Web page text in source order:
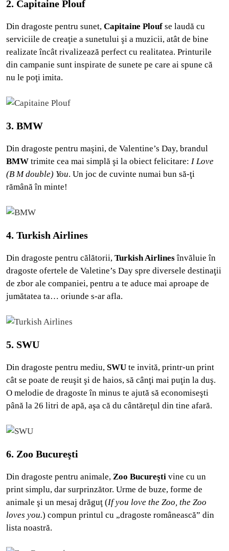
2. Capitaine Plouf
Din dragoste pentru sunet, Capitaine Plouf se laudă cu
serviciile de creaţie a sunetului şi a muzicii, atât de bine
realizate încât rivalizează perfect cu realitatea. Printurile
din campanie sunt inspirate de sunete pe care ai spune că
nu le poţi imita.
3. BMW
Din dragoste pentru maşini, de Valentine’s Day, brandul
BMW trimite cea mai simplă şi la obiect felicitare: I Love
(B M double) You. Un joc de cuvinte numai bun să-ţi
rămână în minte!
4. Turkish Airlines
Din dragoste pentru călătorii, Turkish Airlinesînvăluie în
dragoste ofertele de Valetine’s Day spre diversele destinaţii
de zbor ale companiei, pentru a te aduce mai aproape de
jumătatea ta… oriunde s-ar afla.
5. SWU
Din dragoste pentru mediu, SWU te invită, printr-un print
cât se poate de reuşit şi de haios, să cânţi mai puţin la duş.
O melodie de dragoste în minus te ajută să economiseşti
până la 26 litri de apă, aşa că du cântăreţul din tine afară.
6. Zoo Bucureşti
Din dragoste pentru animale, Zoo Bucureşti vine cu un
print simplu, dar surprinzător. Urme de buze, forme de
animale şi un mesaj drăguţ (If you love the Zoo, the Zoo
loves you.) compun printul cu „dragoste românească” din
lista noastră.